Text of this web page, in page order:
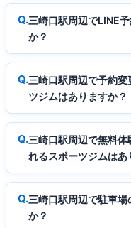
三崎口駅周辺でLINE
か？
三崎口駅周辺で予約
ツジムはありますか？
三崎口駅周辺で無料
れるスポーツジムはあ
三崎口駅周辺で駐車
か？